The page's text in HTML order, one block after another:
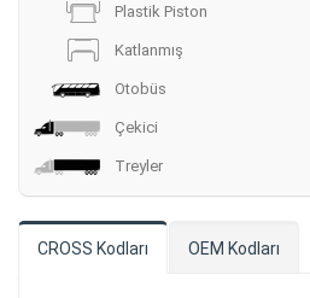
Plastik Piston
Katlanmış
Otobüs
Çekici
Treyler
CROSS Kodları OEM Kodları